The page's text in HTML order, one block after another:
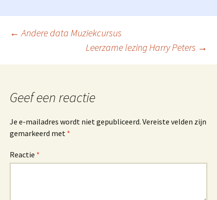
Berichtnavigatie
← Andere data Muziekcursus
Leerzame lezing Harry Peters →
Geef een reactie
Je e-mailadres wordt niet gepubliceerd. Vereiste velden zijn
gemarkeerd met *
Reactie *